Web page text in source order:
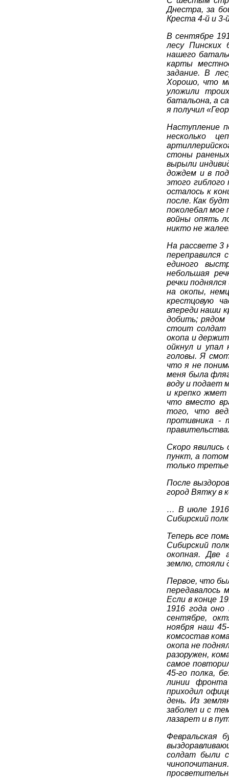
Днестра, за
Креста 4-й и 3-
В сентябре
лесу Пинских
нашего
карты
задание. В
Хорошо, что
уложили
батальона, а
я получил
Наступление
несколько
стоны
вырыли
дождем и в
этого
осталось к
после. Как
поколебал мое
войны опять
никто не
На рассвете 3
переправился
единого
небольшая
речки
на окопы,
крестцовую
впереди наши
добить; рядом
стоит солдат
окопа и
ойкнул и упал
головы. Я
что я не
меня была
воду и подает
и крепко жмет
что вместо
того, что
противника -
Скоро явились
пункт, а потом
только
После
город Вятку в
… В июле 1916
Сибирский
Теперь все
Сибирский
окопная. Две
землю, стояли
Первое, что
передавалось
Если в конце
1916 года оно
сентябре,
ноября наш
комсостав
окопа не
разоружен,
самое
45-го полка,
линии
приходил
день. Из
заболел и с
лазарет и в
Февральская
солдат были